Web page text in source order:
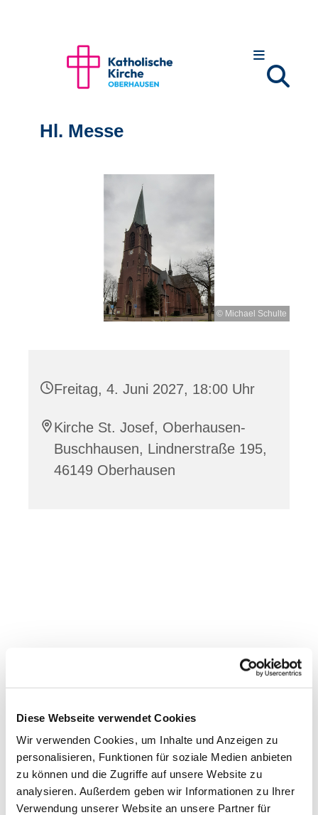
Diese Webseite verwendet Cookies
Wir verwenden Cookies, um Inhalte und Anzeigen zu
personalisieren, Funktionen für soziale Medien anbieten
zu können und die Zugriffe auf unsere Website zu
analysieren. Außerdem geben wir Informationen zu Ihrer
Verwendung unserer Website an unsere Partner für
Hl. Messe
© Michael Schulte
Freitag, 4. Juni 2027, 18:00 Uhr
Kirche St. Josef, Oberhausen-
Buschhausen, Lindnerstraße 195,
46149 Oberhausen